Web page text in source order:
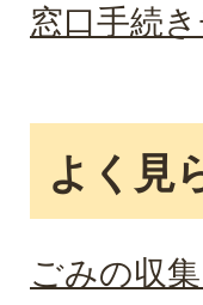
窓口手続
よく見
ごみの収